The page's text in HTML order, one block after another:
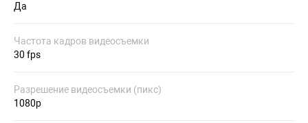
Да
Частота кадров видеосъемки
30 fps
Разрешение видеосъемки (пикс)
1080p